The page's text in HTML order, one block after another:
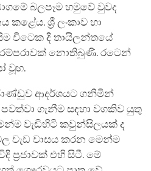
බලපෑම හමුවේ වුවද
කළේය. ශ්‍රී ලංකාව හා
විටෙක දී තායිලන්තයේ
නොතිබුණි. රටෙන්
වූහ.
ආදර්ශයට ගනිමින්
පවත්වා ගැනීම සඳහා වගකිව යුතු
වැඩිහිටි කවුන්සිලයක් ද
වැඩ වාසය කරන මෙන්ම
ප්‍රජාවක් එහි සිටී. මේ